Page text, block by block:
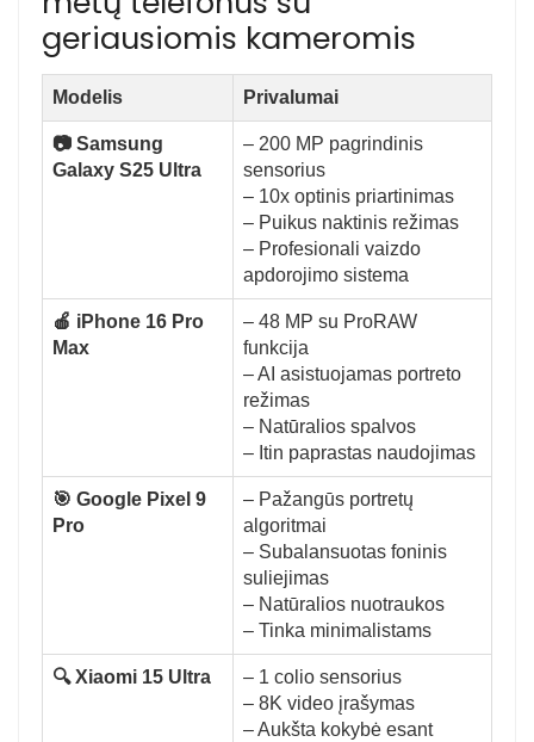
geriausiomis kameromis
Modelis Privalumai
📷 Samsung
Galaxy S25 Ultra
– 200 MP pagrindinis
sensorius
– 10x optinis priartinimas
– Puikus naktinis režimas
– Profesionali vaizdo
apdorojimo sistema
🍎 iPhone 16 Pro
Max
– 48 MP su ProRAW
funkcija
– AI asistuojamas portreto
režimas
– Natūralios spalvos
– Itin paprastas naudojimas
🎯 Google Pixel 9
Pro
– Pažangūs portretų
algoritmai
– Subalansuotas foninis
suliejimas
– Natūralios nuotraukos
– Tinka minimalistams
🔍 Xiaomi 15 Ultra
– 1 colio sensorius
– 8K video įrašymas
– Aukšta kokybė esant